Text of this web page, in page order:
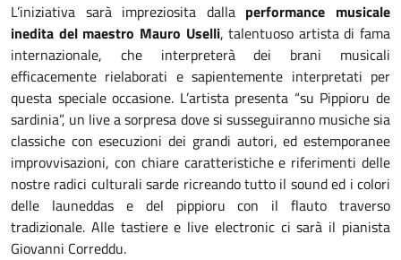
L’iniziativa sarà impreziosita dalla performance musicale
inedita del maestro Mauro Uselli, talentuoso artista di fama
internazionale, che interpreterà dei brani musicali
efficacemente rielaborati e sapientemente interpretati per
questa speciale occasione. L’artista presenta “su Pippioru de
sardinia”, un live a sorpresa dove si susseguiranno musiche sia
classiche con esecuzioni dei grandi autori, ed estemporanee
improvvisazioni, con chiare caratteristiche e riferimenti delle
nostre radici culturali sarde ricreando tutto il sound ed i colori
delle launeddas e del pippioru con il flauto traverso
tradizionale. Alle tastiere e live electronic ci sarà il pianista
Giovanni Correddu.